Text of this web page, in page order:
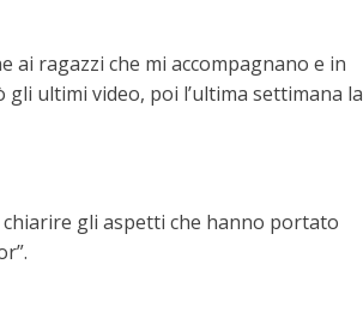
ragazzi che mi accompagnano e in
ultimi video, poi l’ultima settimana la
gli aspetti che hanno portato